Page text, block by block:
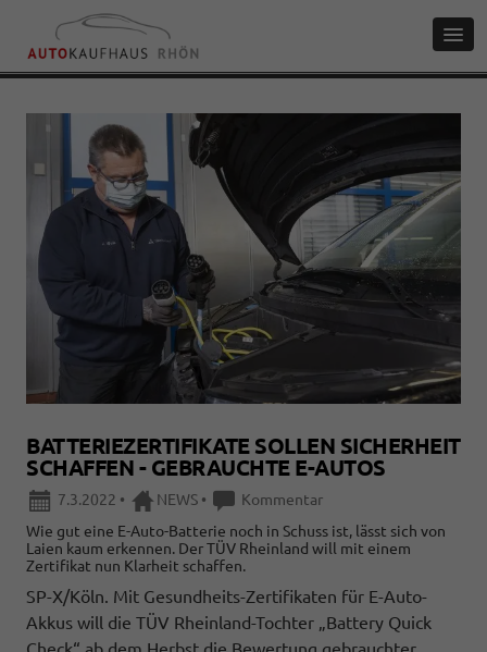
BATTERIEZERTIFIKATE SOLLEN SICHERHEIT
SCHAFFEN - GEBRAUCHTE E-AUTOS
7.3.2022 • NEWS •
Kommentar
Wie gut eine E-Auto-Batterie noch in Schuss ist, lässt sich von
Laien kaum erkennen. Der TÜV Rheinland will mit einem
Zertifikat nun Klarheit schaffen.
SP-X/Köln. Mit Gesundheits-Zertifikaten für E-Auto-
Akkus will die TÜV Rheinland-Tochter „Battery Quick